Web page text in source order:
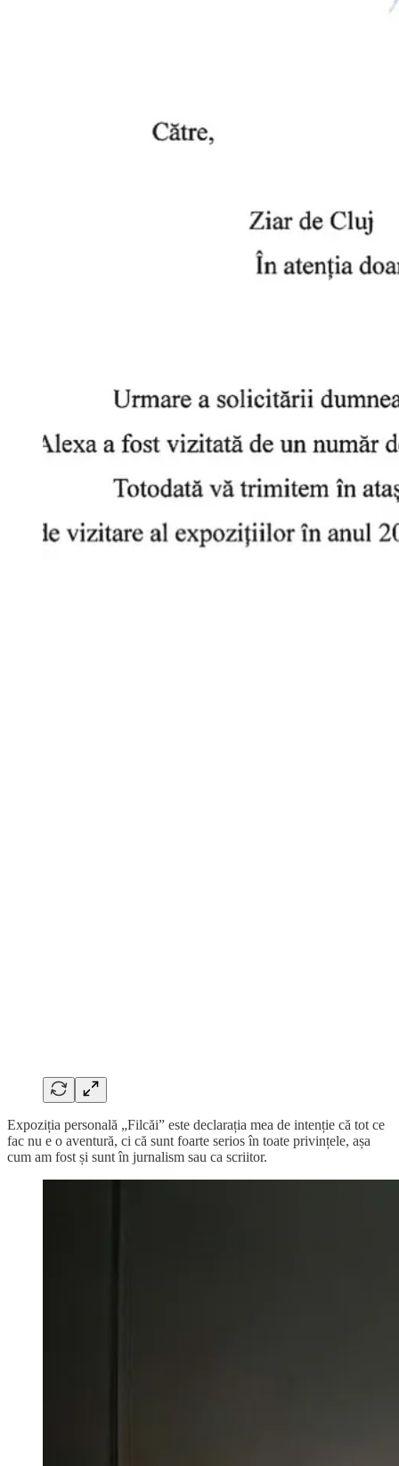
Expoziția personală „Filcăi” este declarația mea de intenție că tot ce
fac nu e o aventură, ci că sunt foarte serios în toate privințele, așa
cum am fost și sunt în jurnalism sau ca scriitor.